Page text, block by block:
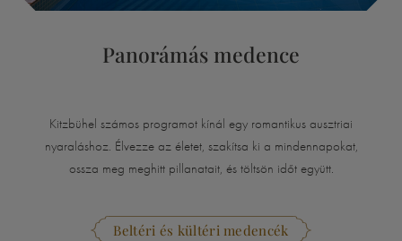
Panorámás medence
Kitzbühel számos programot kínál egy romantikus ausztriai
nyaraláshoz. Élvezze az életet, szakítsa ki a mindennapokat,
ossza meg meghitt pillanatait, és töltsön időt együtt.
Beltéri és kültéri medencék